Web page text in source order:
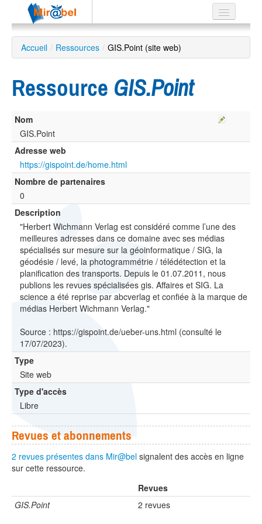
Le réseau
Soutien
Recherche
avancée
EN
ES
?
Accueil / Ressources / GIS.Point (site web)
Ressource GIS.Point
Nom
GIS.Point
Adresse web
https://gispoint.de/home.html
Nombre de partenaires
0
Description
"Herbert Wichmann Verlag est considéré comme l’une des
meilleures adresses dans ce domaine avec ses médias
spécialisés sur mesure sur la géoinformatique / SIG, la
géodésie / levé, la photogrammétrie / télédétection et la
planification des transports. Depuis le 01.07.2011, nous
publions les revues spécialisées gis. Affaires et SIG. La
science a été reprise par abcverlag et confiée à la marque de
médias Herbert Wichmann Verlag."
Source : https://gispoint.de/ueber-uns.html (consulté le
17/07/2023).
Type
Site web
Type d'accès
Libre
Revues et abonnements
2 revues présentes dans Mir@bel signalent des accès en ligne
sur cette ressource.
Revues
GIS.Point
2 revues